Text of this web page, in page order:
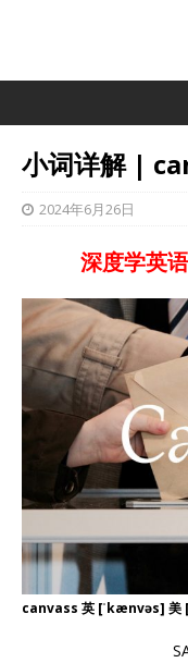
小词详解 |
2024年6月26日
深度学英
canvass 英 [ˈkænvəs] 美